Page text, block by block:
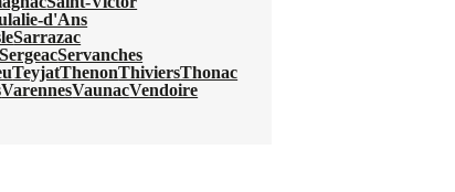
d'Ans
Sarrazac
SergeacServanches
TeyjatThenonThiviersThonac
VarennesVaunacVendoire